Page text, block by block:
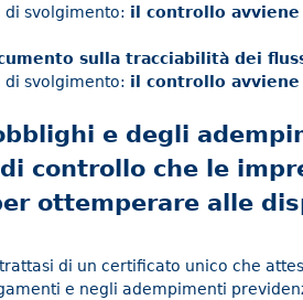
svolgimento: il controllo
sulla tracciabilità dei
svolgimento: il controllo
e degli
controllo che le
ottemperare alle
di un certificato unico che
e negli adempimenti